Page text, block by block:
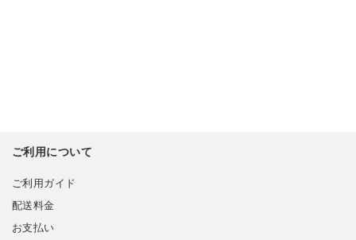
ご利用について
ご利用ガイド
配送料金
お支払い